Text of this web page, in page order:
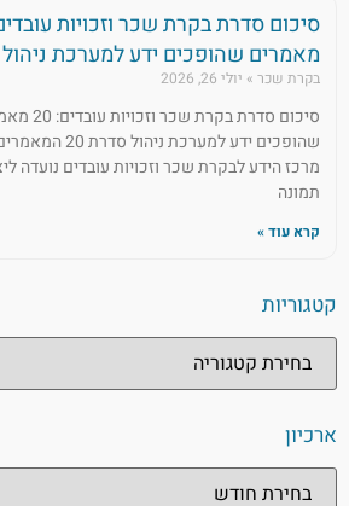
מאמרים שהופכים ידע למערכת ניהול
בקרת שכר יולי 26, 2026
סיכום סדרת בקרת שכר
שהופכים ידע למערכת ניהול
מרכז הידע לבקרת שכר וזכויות עובדים נועדה
תמונה
קרא עוד »
קטגוריות
ארכיון